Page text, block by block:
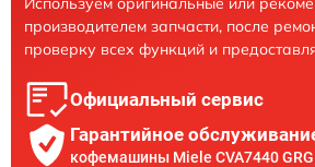
производителем запчасти, после
проверку всех функций и
Официальный сервис
Гарантийное
кофемашины Miele CVA7440